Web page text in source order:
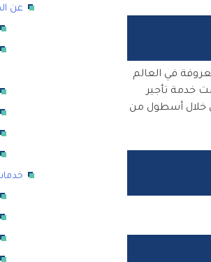
في العالم
خدمة تأجير
بتشغيل أكثر من 6,000 موقع في 165 دولة من خلال أسطول من
عن